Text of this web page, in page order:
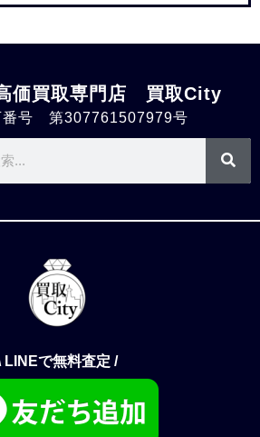
価買取専門店 買取City
番号 第307761507979号
LINEで無料査定 /